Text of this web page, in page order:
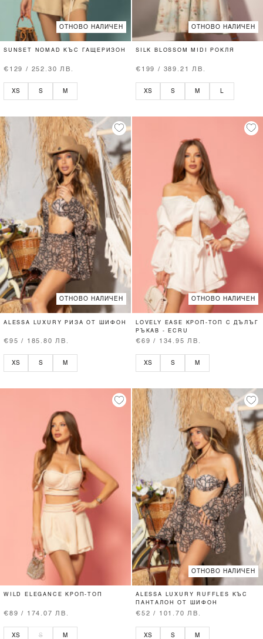
ОТНОВО НАЛИЧЕН
SUNSET NOMAD КЪС ГАЩЕРИЗОН
€129 / 252.30 ЛВ.
XS S M
ОТНОВО НАЛИЧЕН
SILK BLOSSOM MIDI РОКЛЯ
€199 / 389.21 ЛВ.
XS S M
ОТНОВО НАЛИЧЕН
ALESSA LUXURY РИЗА ОТ ШИФОН
€95 / 185.80 ЛВ.
XS S M
ОТНОВО НАЛИЧЕН
LOVELY EASE КРОП-ТОП С ДЪЛЪГ
РЪКАВ - ECRU
€69 / 134.95 ЛВ.
XS S M
WILD ELEGANCE КРОП-ТОП
€89 / 174.07 ЛВ.
XS S M
ОТНОВО НАЛИЧЕН
ALESSA LUXURY RUFFLES КЪС
ПАНТАЛОН ОТ ШИФОН
€52 / 101.70 ЛВ.
XS S M